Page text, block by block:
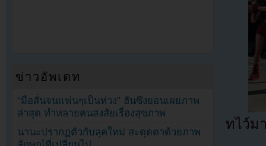
ทไว์ม
ข่าวอัพเดท
“มือสั่นจนแฟนๆเป็นห่วง” ฮันซึงยอนเผยภาพ
ล่าสุด ทำหลายคนสงสัยเรื่องสุขภาพ
นานะปรากฏตัวกับลุคใหม่ สะดุดตาด้วยภาพ